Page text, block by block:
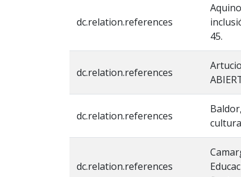
dc.relation.references
45.
dc.relation.references
dc.relation.references
dc.relation.references